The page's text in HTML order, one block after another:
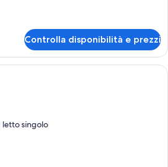
Controlla disponibilità e prezzi
Una camera d'albergo con un letto,
letto singolo